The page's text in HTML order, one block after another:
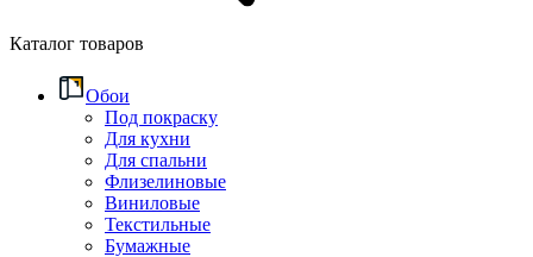
Каталог товаров
Обои
Под покраску
Для кухни
Для спальни
Флизелиновые
Виниловые
Текстильные
Бумажные